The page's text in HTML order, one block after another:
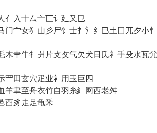
亻 入十厶亠匸讠 廴 又㔾
门宀女犭 山彡尸饣 士扌 氵 纟 巳土囗兀夕小忄
木肀牛牜 爿片攴攵气欠犬日氏礻 手殳水瓦尣
罒田玄穴疋业衤 用玉巨四
羊聿至舟衣竹自羽糸糹 网西老舛
酉豸走足龟釆